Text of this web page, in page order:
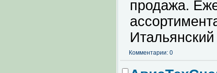
продажа.
Комментарии: 0